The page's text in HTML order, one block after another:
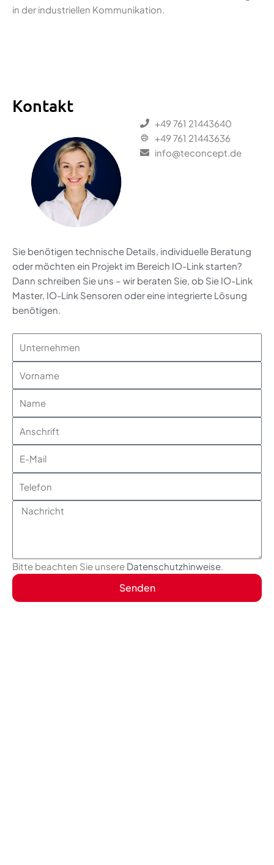
in der industriellen Kommunikation.
Kontakt
+49 761 21443640
+49 761 21443636
info@teconcept.de
Sie benötigen technische Details, individuelle Beratung
oder möchten ein Projekt im Bereich IO-Link starten?
Dann schreiben Sie uns – wir beraten Sie, ob Sie IO-Link
Master, IO-Link Sensoren oder eine integrierte Lösung
benötigen.
Mail
Nachricht
Bitte beachten Sie unsere Datenschutzhinweise.
Senden